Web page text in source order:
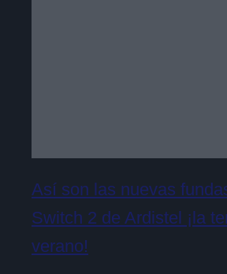
Así son las nuevas
Switch 2 de Ardistel ¡la
verano!